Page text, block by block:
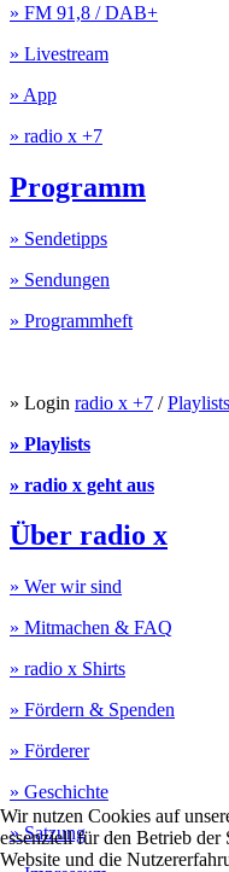
» FM 91,8 / DAB+
» Livestream
» App
» radio x +7
Programm
» Sendetipps
» Sendungen
» Programmheft
» Login radio x +7 /Playlists
» Playlists
» radio x geht aus
Über radio x
» Wer wir sind
» Mitmachen & FAQ
» radio x Shirts
» Fördern & Spenden
» Förderer
» Geschichte
» Satzung
Wir nutzen Cookies auf
essenziell für den Betrieb der
Website und die